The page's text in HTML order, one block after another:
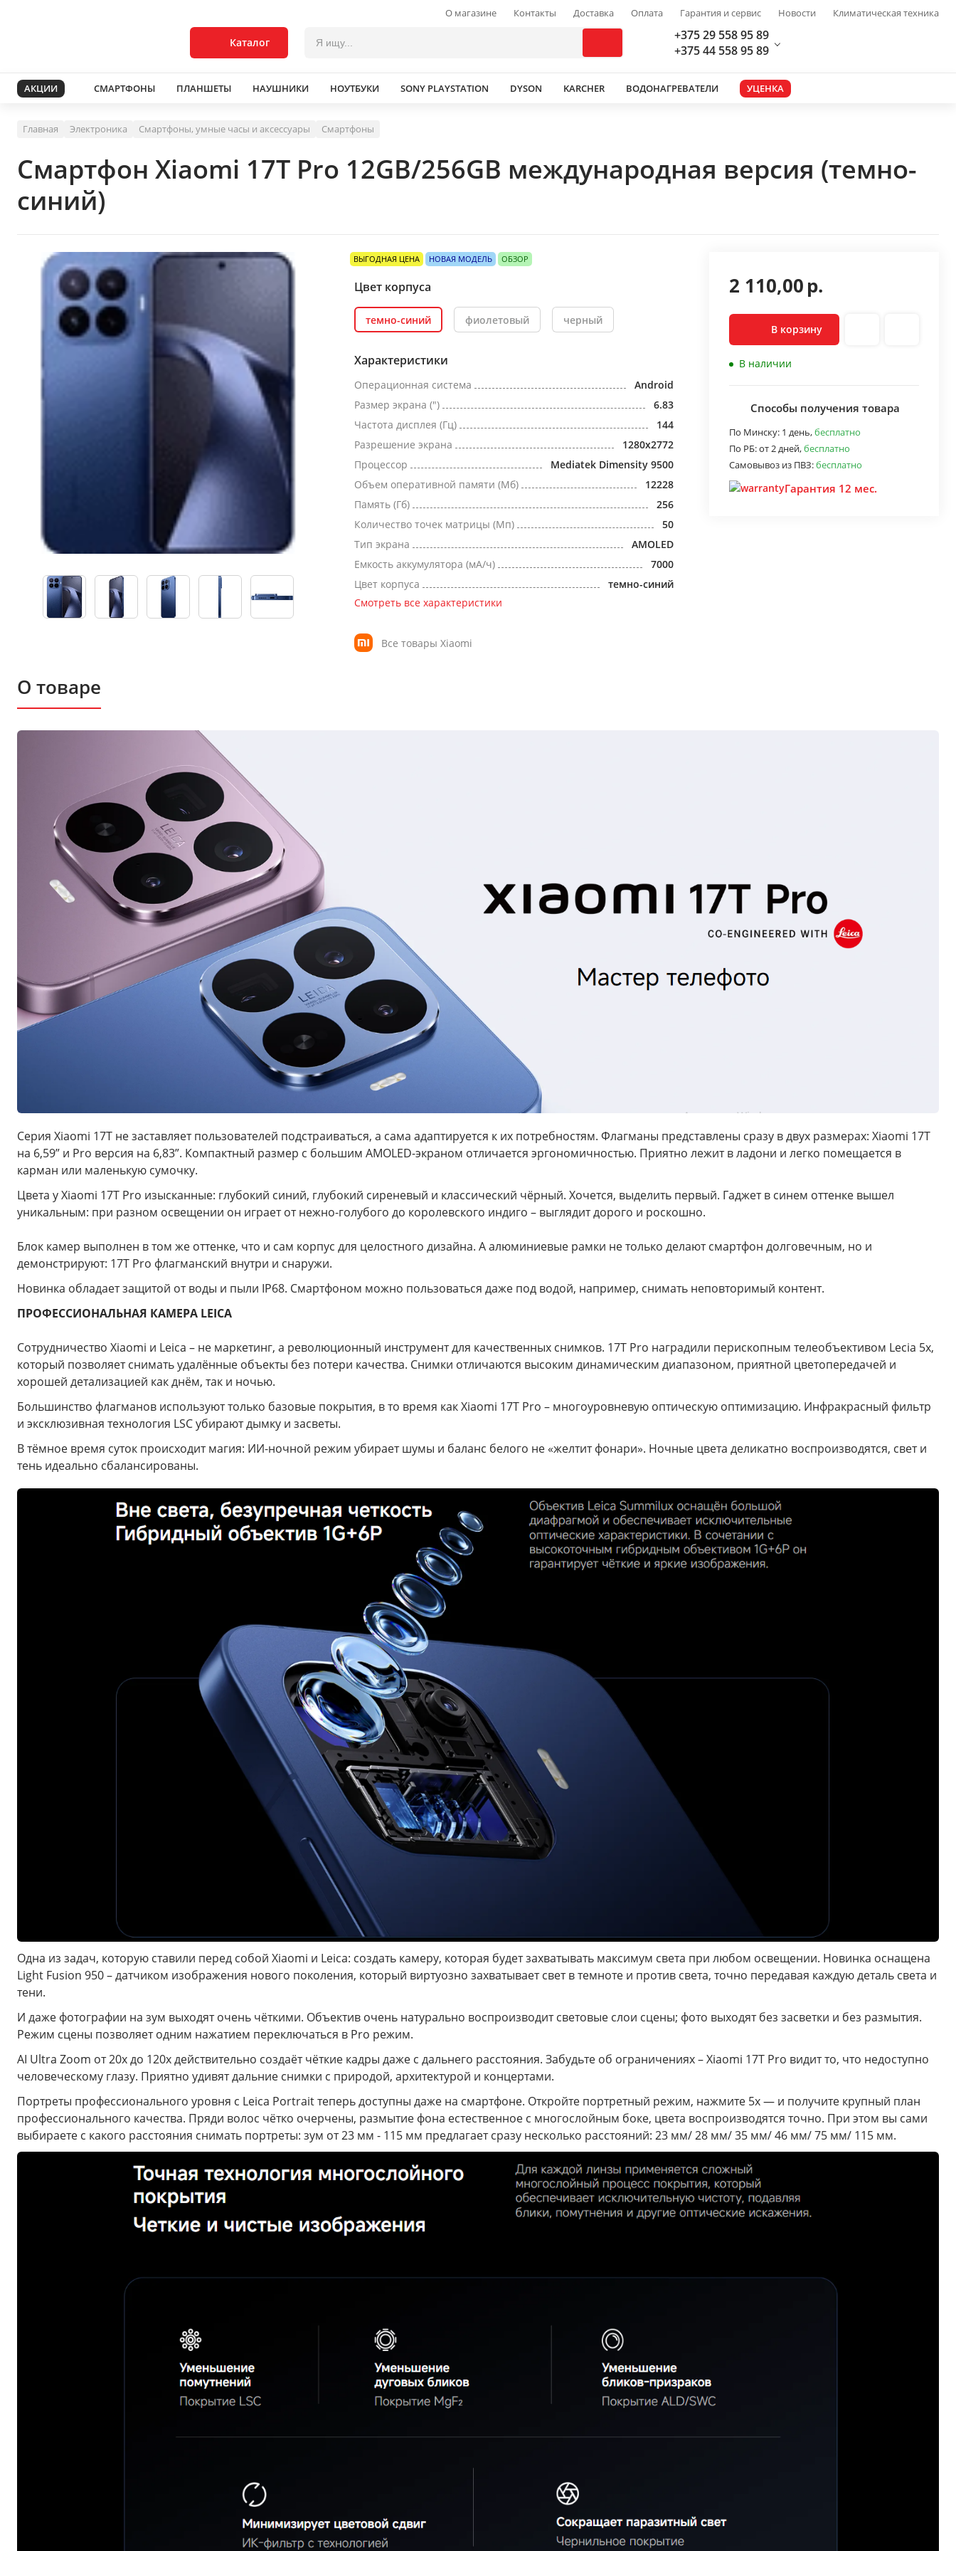
О магазине Контакты Доставка Оплата Гарантия и сервис Новости Климатическая техника
Каталог
+375 29 558 95 89
+375 44 558 95 89
АКЦИИ СМАРТФОНЫ ПЛАНШЕТЫ НАУШНИКИ НОУТБУКИ SONY PLAYSTATION DYSON KARCHER ВОДОНАГРЕВАТЕЛИ УЦЕНКА
Главная Электроника Смартфоны, умные часы и аксессуары Смартфоны
Смартфон Xiaomi 17T Pro 12GB/256GB международная версия (темно-
синий)
ВЫГОДНАЯ ЦЕНА НОВАЯ МОДЕЛЬ ОБЗОР
Цвет корпуса
темно-синий фиолетовый черный
Характеристики
Операционная система
Android
Размер экрана (")
6.83
Частота дисплея (Гц)
144
Разрешение экрана
1280x2772
Процессор
Mediatek Dimensity 9500
Объем оперативной памяти (Мб)
12228
Память (Гб)
256
Количество точек матрицы (Мп)
50
Тип экрана
AMOLED
Емкость аккумулятора (мА/ч)
7000
Цвет корпуса
темно-синий
Смотреть все характеристики
Все товары Xiaomi
2 110,00р.
В корзину
В наличии
Способы получения товара
По Минску: 1 день,бесплатно
По РБ:от 2 дней,бесплатно
Самовывоз из ПВЗ:бесплатно
Гарантия 12 мес.
О товаре
Серия Xiaomi 17T не заставляет пользователей подстраиваться, а сама адаптируется к их потребностям. Флагманы представлены сразу в двух размерах: Xiaomi 17T
на 6,59” и Pro версия на 6,83”. Компактный размер с большим AMOLED-экраном отличается эргономичностью. Приятно лежит в ладони и легко помещается в
карман или маленькую сумочку.
Цвета у Xiaomi 17T Pro изысканные: глубокий синий, глубокий сиреневый и классический чёрный. Хочется, выделить первый. Гаджет в синем оттенке вышел
уникальным: при разном освещении он играет от нежно-голубого до королевского индиго – выглядит дорого и роскошно.
Блок камер выполнен в том же оттенке, что и сам корпус для целостного дизайна. А алюминиевые рамки не только делают смартфон долговечным, но и
демонстрируют: 17T Pro флагманский внутри и снаружи.
Новинка обладает защитой от воды и пыли IP68. Смартфоном можно пользоваться даже под водой, например, снимать неповторимый контент.
ПРОФЕССИОНАЛЬНАЯ КАМЕРА LEICA
Сотрудничество Xiaomi и Leica – не маркетинг, а революционный инструмент для качественных снимков. 17T Pro наградили перископным телеобъективом Lecia 5x,
который позволяет снимать удалённые объекты без потери качества. Снимки отличаются высоким динамическим диапазоном, приятной цветопередачей и
хорошей детализацией как днём, так и ночью.
Большинство флагманов используют только базовые покрытия, в то время как Xiaomi 17T Pro – многоуровневую оптическую оптимизацию. Инфракрасный фильтр
и эксклюзивная технология LSC убирают дымку и засветы.
В тёмное время суток происходит магия: ИИ-ночной режим убирает шумы и баланс белого не «желтит фонари». Ночные цвета деликатно воспроизводятся, свет и
тень идеально сбалансированы.
Одна из задач, которую ставили перед собой Xiaomi и Leica: создать камеру, которая будет захватывать максимум света при любом освещении. Новинка оснащена
Light Fusion 950 – датчиком изображения нового поколения, который виртуозно захватывает свет в темноте и против света, точно передавая каждую деталь света и
тени.
И даже фотографии на зум выходят очень чёткими. Объектив очень натурально воспроизводит световые слои сцены; фото выходят без засветки и без размытия.
Режим сцены позволяет одним нажатием переключаться в Pro режим.
AI Ultra Zoom от 20x до 120x действительно создаёт чёткие кадры даже с дальнего расстояния. Забудьте об ограничениях – Xiaomi 17T Pro видит то, что недоступно
человеческому глазу. Приятно удивят дальние снимки с природой, архитектурой и концертами.
Портреты профессионального уровня с Leica Portrait теперь доступны даже на смартфоне. Откройте портретный режим, нажмите 5x — и получите крупный план
профессионального качества. Пряди волос чётко очерчены, размытие фона естественное с многослойным боке, цвета воспроизводятся точно. При этом вы сами
выбираете с какого расстояния снимать портреты: зум от 23 мм - 115 мм предлагает сразу несколько расстояний: 23 мм/ 28 мм/ 35 мм/ 46 мм/ 75 мм/ 115 мм.